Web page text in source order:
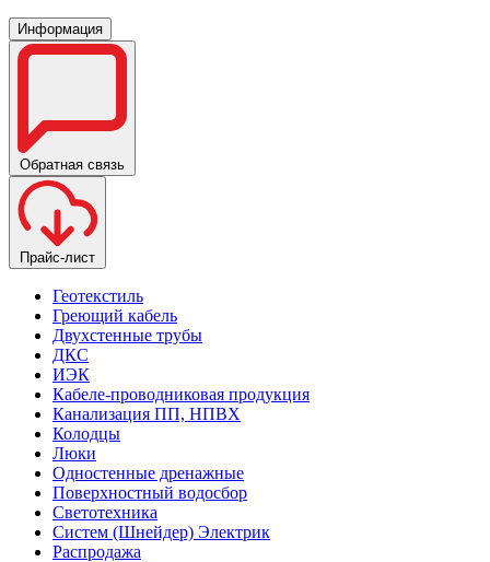
Информация
Обратная связь
Прайс-лист
Геотекстиль
Греющий кабель
Двухстенные трубы
ДКС
ИЭК
Кабеле-проводниковая продукция
Канализация ПП, НПВХ
Колодцы
Люки
Одностенные дренажные
Поверхностный водосбор
Светотехника
Систем (Шнейдер) Электрик
Распродажа